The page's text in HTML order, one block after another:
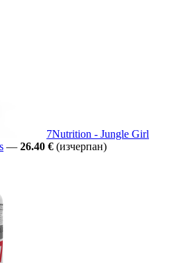
7Nutrition - Jungle Girl
— 26.40 € (изчерпан)